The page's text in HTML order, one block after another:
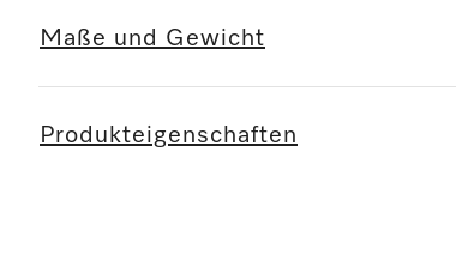
Maße und Gewicht
Produkteigenschaften